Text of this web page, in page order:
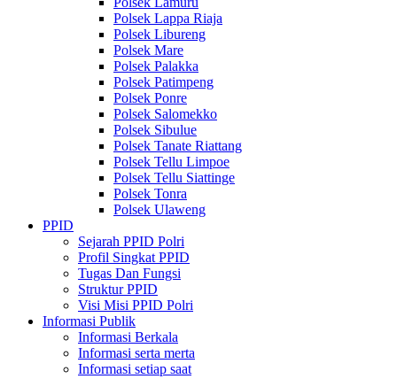
Polsek Lappa Riaja
Polsek Libureng
Polsek Mare
Polsek Palakka
Polsek Patimpeng
Polsek Ponre
Polsek Salomekko
Polsek Sibulue
Polsek Tanate Riattang
Polsek Tellu Limpoe
Polsek Tellu Siattinge
Polsek Tonra
Polsek Ulaweng
PPID
Sejarah PPID Polri
Profil Singkat PPID
Tugas Dan Fungsi
Struktur PPID
Visi Misi PPID Polri
Informasi Publik
Informasi Berkala
Informasi serta merta
Informasi setiap saat